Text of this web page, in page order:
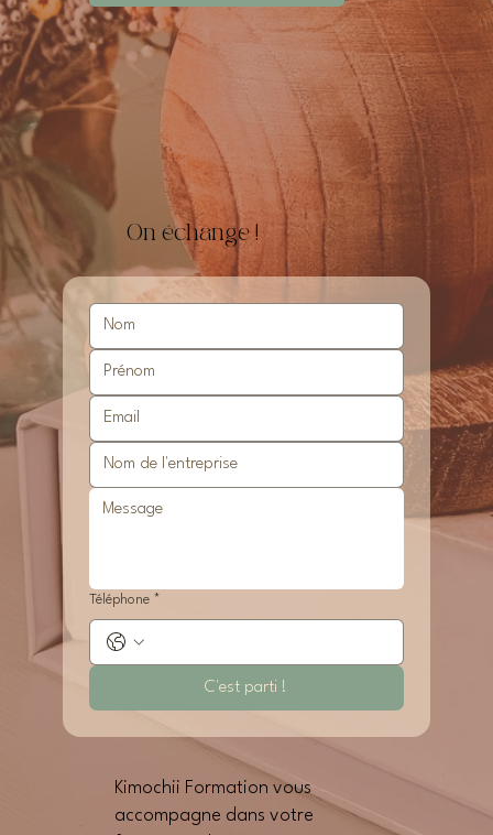
On échange !
Téléphone *
C'est parti !
Kimochii Formation vous
accompagne dans votre